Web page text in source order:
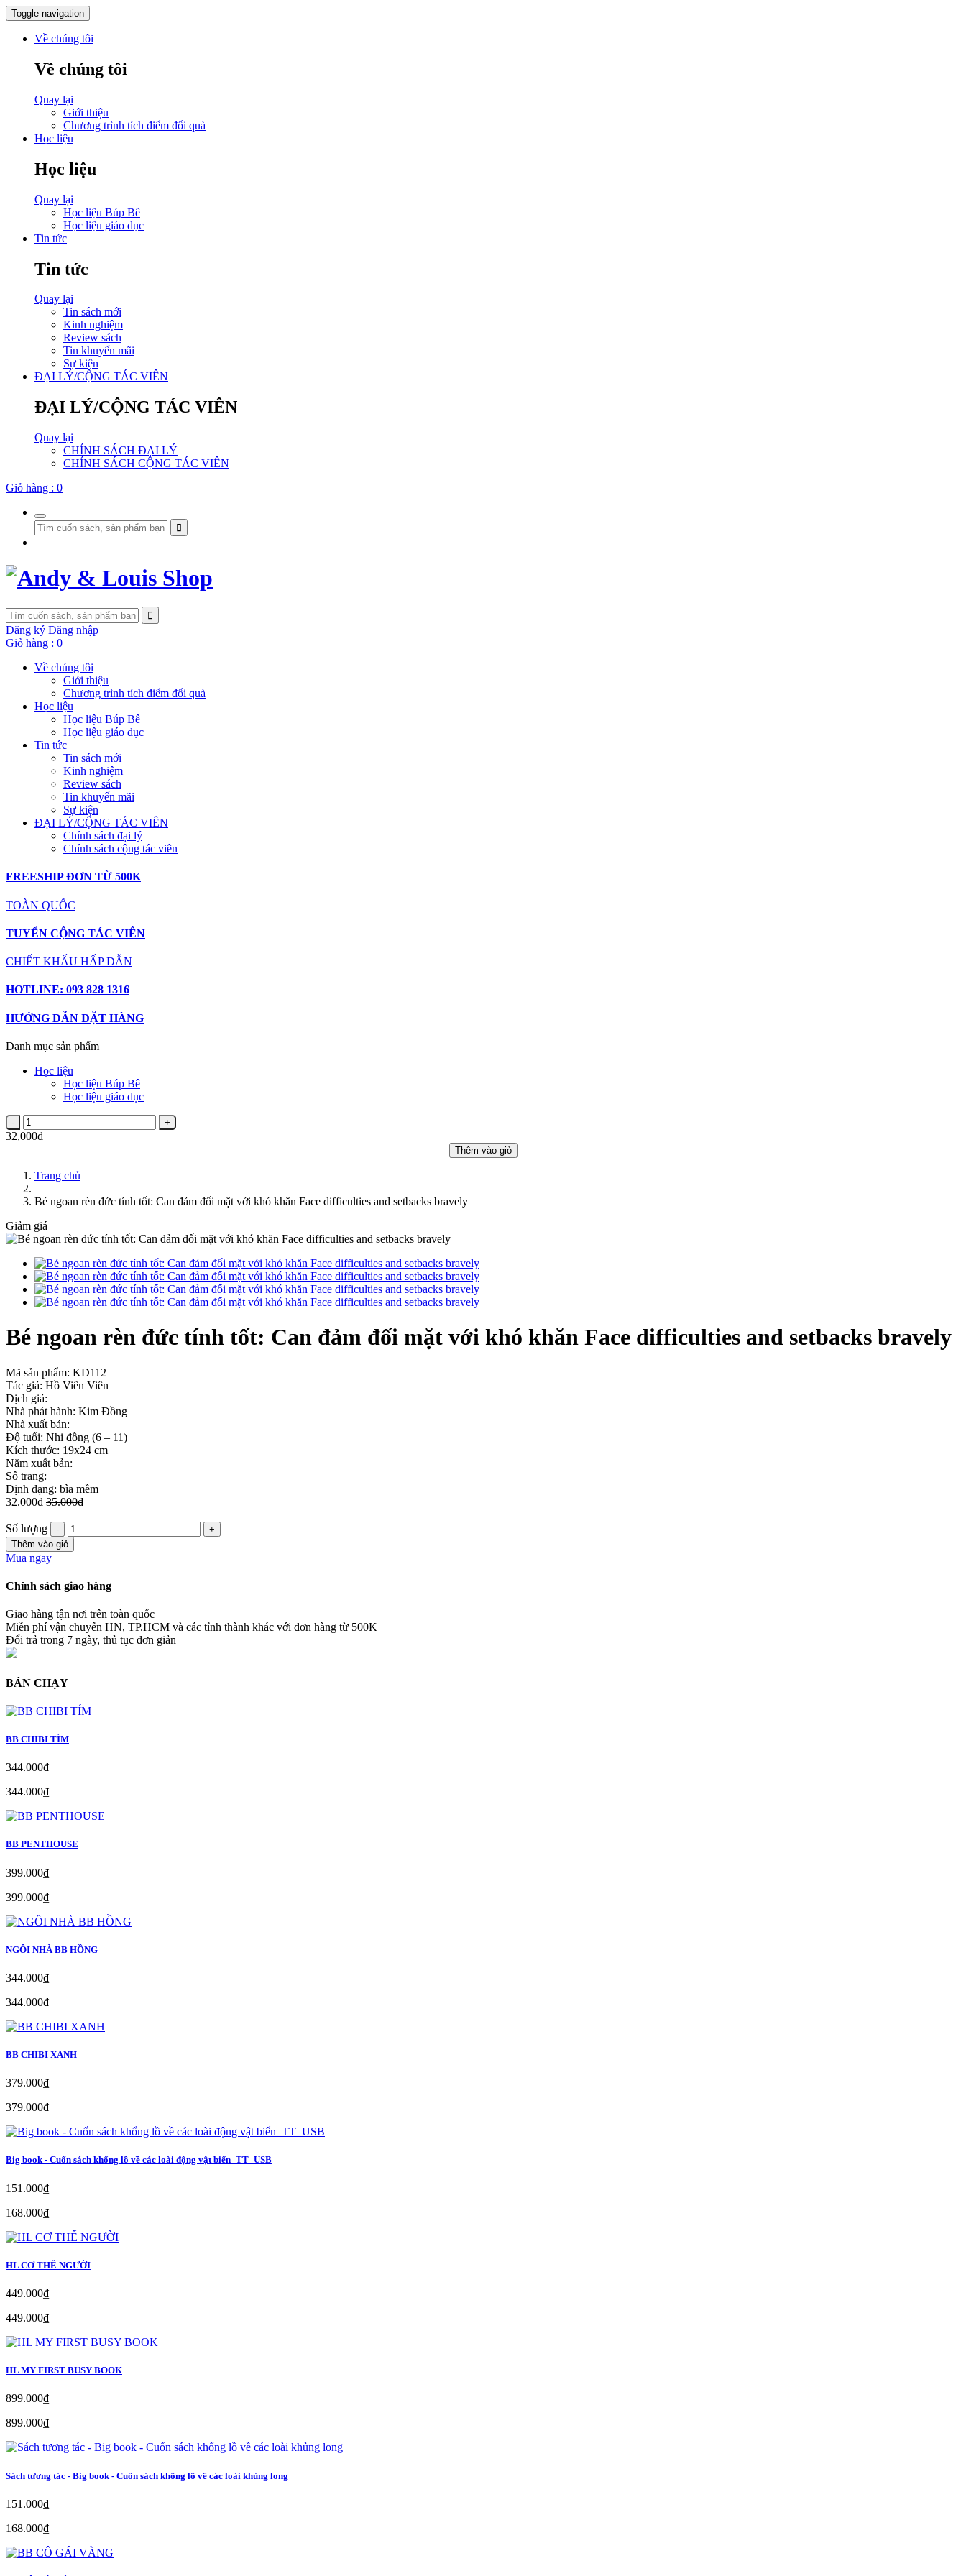
Toggle navigation
Về chúng tôi
Về chúng tôi
Quay lại
Giới thiệu
Chương trình tích điểm đổi quà
Học liệu
Học liệu
Quay lại
Học liệu Búp Bê
Học liệu giáo dục
Tin tức
Tin tức
Quay lại
Tin sách mới
Kinh nghiệm
Review sách
Tin khuyến mãi
Sự kiện
ĐẠI LÝ/CỘNG TÁC VIÊN
ĐẠI LÝ/CỘNG TÁC VIÊN
Quay lại
CHÍNH SÁCH ĐẠI LÝ
CHÍNH SÁCH CỘNG TÁC VIÊN
Giỏ hàng : 0
Đăng ký Đăng nhập
Giỏ hàng : 0
Về chúng tôi
Giới thiệu
Chương trình tích điểm đổi quà
Học liệu
Học liệu Búp Bê
Học liệu giáo dục
Tin tức
Tin sách mới
Kinh nghiệm
Review sách
Tin khuyến mãi
Sự kiện
ĐẠI LÝ/CỘNG TÁC VIÊN
Chính sách đại lý
Chính sách cộng tác viên
FREESHIP ĐƠN TỪ 500K
TOÀN QUỐC
TUYỂN CỘNG TÁC VIÊN
CHIẾT KHẤU HẤP DẪN
HOTLINE: 093 828 1316
HƯỚNG DẪN ĐẶT HÀNG
Danh mục sản phẩm
Học liệu
Học liệu Búp Bê
Học liệu giáo dục
32,000₫
Thêm vào giỏ
Trang chủ
Bé ngoan rèn đức tính tốt: Can đảm đối mặt với khó khăn Face difficulties and setbacks bravely
Giảm giá
Bé ngoan rèn đức tính tốt: Can đảm đối mặt với khó khăn Face difficulties and setbacks bravely
Mã sản phẩm: KD112
Tác giả: Hồ Viên Viên
Dịch giả:
Nhà phát hành: Kim Đồng
Nhà xuất bản:
Độ tuổi: Nhi đồng (6 – 11)
Kích thước: 19x24 cm
Năm xuất bản:
Số trang:
Định dạng: bìa mềm
32.000₫ 35.000₫
Số lượng
Thêm vào giỏ
Mua ngay
Chính sách giao hàng
Giao hàng tận nơi trên toàn quốc
Miễn phí vận chuyển HN, TP.HCM và các tỉnh thành khác với đơn hàng từ 500K
Đổi trả trong 7 ngày, thủ tục đơn giản
BÁN CHẠY
BB CHIBI TÍM
344.000₫
344.000₫
BB PENTHOUSE
399.000₫
399.000₫
NGÔI NHÀ BB HỒNG
344.000₫
344.000₫
BB CHIBI XANH
379.000₫
379.000₫
Big book - Cuốn sách khổng lồ về các loài động vật biển_TT_USB
151.000₫
168.000₫
HL CƠ THỂ NGƯỜI
449.000₫
449.000₫
HL MY FIRST BUSY BOOK
899.000₫
899.000₫
Sách tương tác - Big book - Cuốn sách khổng lồ về các loài khủng long
151.000₫
168.000₫